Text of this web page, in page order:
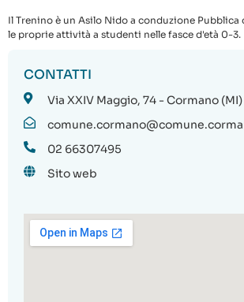
Il Trenino è un Asilo Nido a conduzione Pubblica
le proprie attività a studenti nelle fasce d'età 0-3.
CONTATTI
Via XXIV Maggio, 74 - Cormano (MI)
02 66307495
Sito web